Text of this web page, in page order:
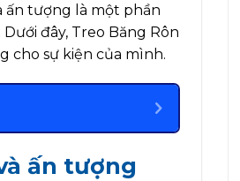
ấn tượng là một phần
đây, Treo Băng Rôn
cho sự kiện của mình.
ấn tượng